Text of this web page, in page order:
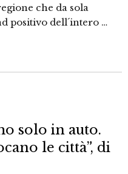
che da sola
positivo dell´intero …
solo in auto.
le città”, di